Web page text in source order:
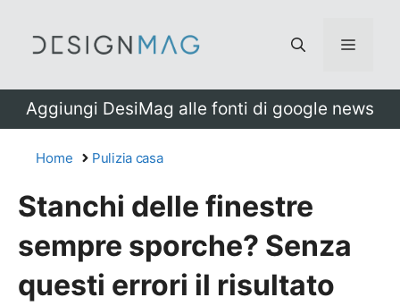
Menu
Aggiungi DesiMag alle fonti di google news
Home Pulizia casa
Stanchi delle finestre
sempre sporche? Senza
questi errori il risultato